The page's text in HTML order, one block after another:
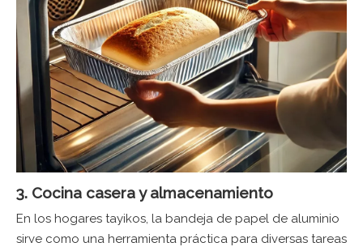
3. Cocina casera y almacenamiento
En los hogares tayikos, la bandeja de papel de aluminio
sirve como una herramienta práctica para diversas tareas